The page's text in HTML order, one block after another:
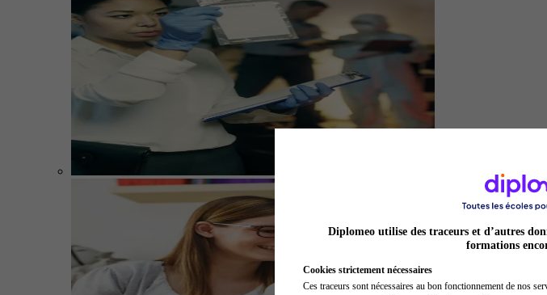
Inspecteur de police
Diplomeo utilise des traceurs et d’autres
formations
Cookies strictement nécessaires
Ces traceurs sont nécessaires au bon fonctionnement de nos